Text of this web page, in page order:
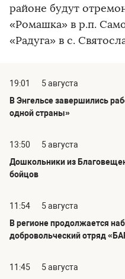
районе будут
«Ромашка» в р.п.
«Радуга» в с.
19:01
5 августа
В Энгельсе завершились
одной страны»
13:50
5 августа
Дошкольники из
бойцов
11:54
5 августа
В регионе продолжается
добровольческий отряд
11:45
5 августа